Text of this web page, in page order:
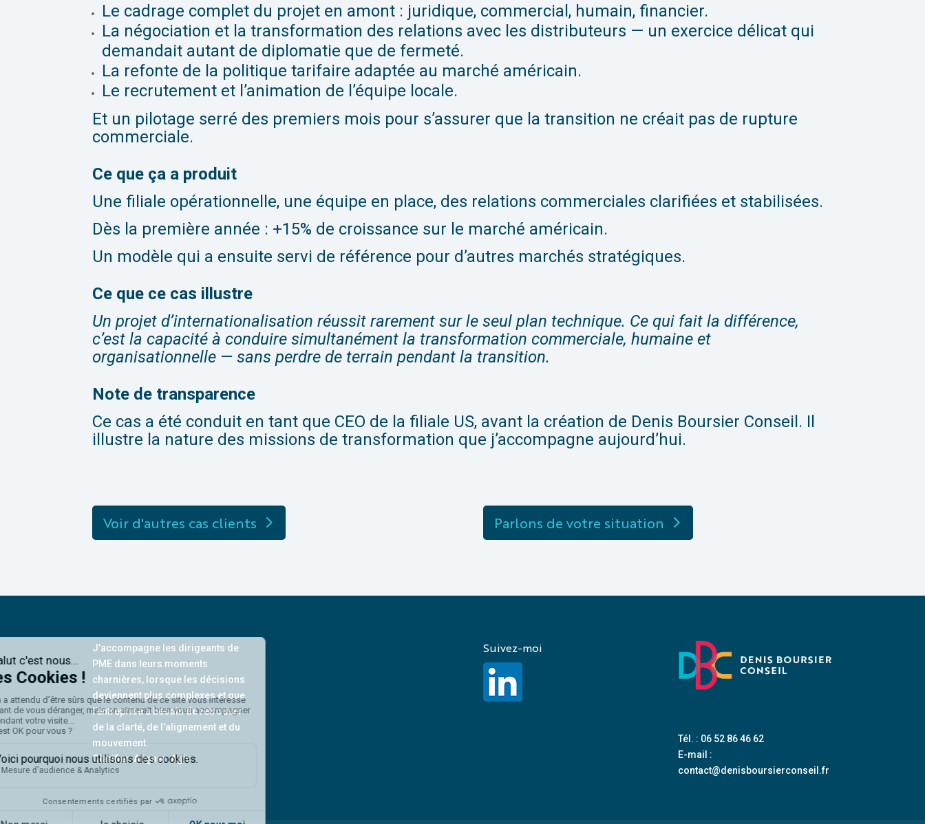
Le cadrage complet du projet en amont : juridique, commercial, humain, financier.
La négociation et la transformation des relations avec les distributeurs — un exercice délicat qui
demandait autant de diplomatie que de fermeté.
La refonte de la politique tarifaire adaptée au marché américain.
Le recrutement et l’animation de l’équipe locale.
Et un pilotage serré des premiers mois pour s’assurer que la transition ne créait pas de rupture
commerciale.
Ce que ça a produit
Une filiale opérationnelle, une équipe en place, des relations commerciales clarifiées et stabilisées.
Dès la première année : +15% de croissance sur le marché américain.
Un modèle qui a ensuite servi de référence pour d’autres marchés stratégiques.
Ce que ce cas illustre
Un projet d’internationalisation réussit rarement sur le seul plan technique. Ce qui fait la différence,
c’est la capacité à conduire simultanément la transformation commerciale, humaine et
organisationnelle — sans perdre de terrain pendant la transition.
Note de transparence
Ce cas a été conduit en tant que CEO de la filiale US, avant la création de Denis Boursier Conseil. Il
illustre la nature des missions de transformation que j’accompagne aujourd’hui.
Voir d'autres cas clients Parlons de votre situation
J’accompagne les dirigeants de
PME dans leurs moments
charnières, lorsque les décisions
deviennent plus complexes et que
l’entreprise a besoin de retrouver
de la clarté, de l’alignement et du
mouvement.
Clarifier. Aligner. Agir.
Suivez-moi
Tél. : 06 52 86 46 62
E-mail :
contact@denisboursierconseil.fr